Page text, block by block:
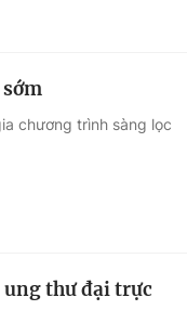
chương trình sàng lọc
ung thư đại trực